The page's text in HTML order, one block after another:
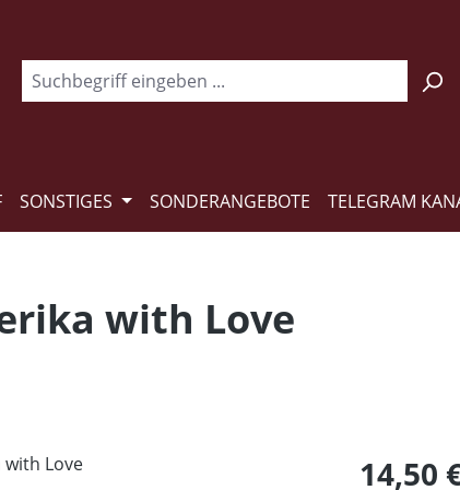
SONSTIGES SONDERANGEBOTE TELEGRAM
with Love
Regulärer
14,50